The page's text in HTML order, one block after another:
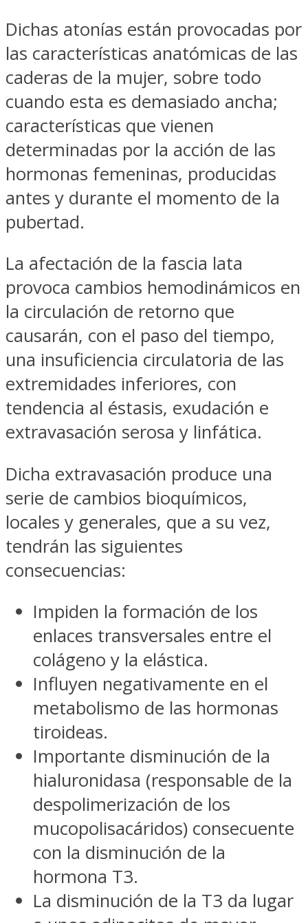
Dichas atonías están provocadas por
las características anatómicas de las
caderas de la mujer, sobre todo
cuando esta es demasiado ancha;
características que vienen
determinadas por la acción de las
hormonas femeninas, producidas
antes y durante el momento de la
pubertad.
La afectación de la fascia lata
provoca cambios hemodinámicos en
la circulación de retorno que
causarán, con el paso del tiempo,
una insuficiencia circulatoria de las
extremidades inferiores, con
tendencia al éstasis, exudación e
extravasación serosa y linfática.
Dicha extravasación produce una
serie de cambios bioquímicos,
locales y generales, que a su vez,
tendrán las siguientes
consecuencias:
Impiden la formación de los
enlaces transversales entre el
colágeno y la elástica.
Influyen negativamente en el
metabolismo de las hormonas
tiroideas.
Importante disminución de la
hialuronidasa (responsable de la
despolimerización de los
mucopolisacáridos) consecuente
con la disminución de la
hormona T3.
La disminución de la T3 da lugar